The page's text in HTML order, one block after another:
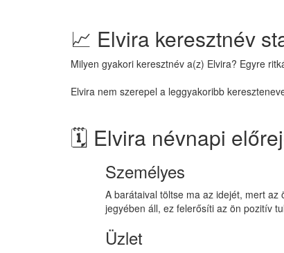
📈 Elvira keresztnév
Milyen gyakori keresztnév a(z) Elvira? Egyre
Elvira nem szerepel a leggyakoribb
🗓️ Elvira névnapi
Személyes
A barátaival töltse ma az idejét, mert
jegyében áll, ez felerősíti az ön pozitív
Üzlet